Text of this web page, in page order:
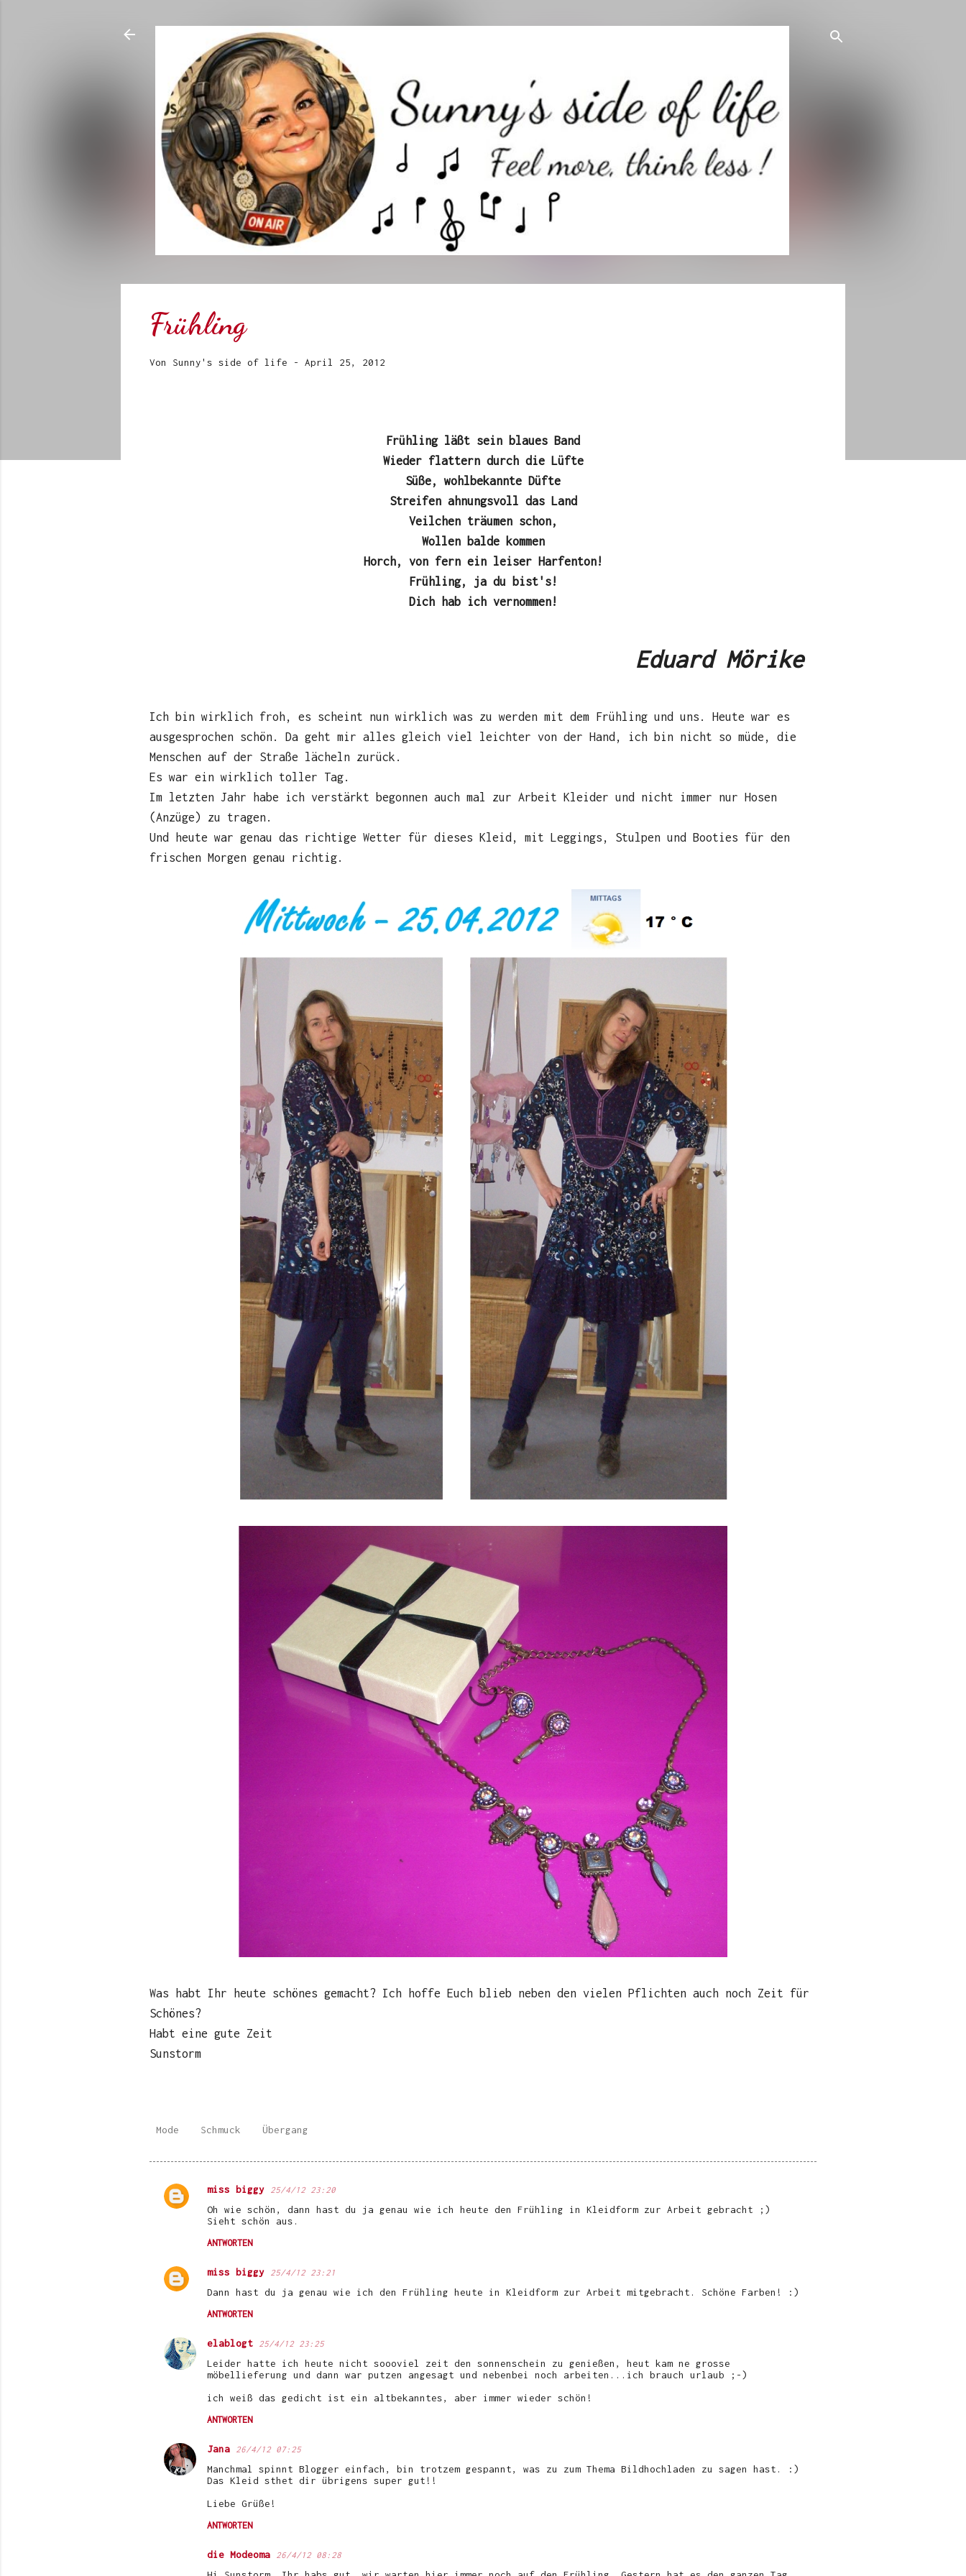
Frühling
Von Sunny's side of life - April 25, 2012
Frühling läßt sein blaues Band
Wieder flattern durch die Lüfte
Süße, wohlbekannte Düfte
Streifen ahnungsvoll das Land
Veilchen träumen schon,
Wollen balde kommen
Horch, von fern ein leiser Harfenton!
Frühling, ja du bist's!
Dich hab ich vernommen!
Eduard Mörike
Ich bin wirklich froh, es scheint nun wirklich was zu werden mit dem Frühling und uns. Heute war es
ausgesprochen schön. Da geht mir alles gleich viel leichter von der Hand, ich bin nicht so müde, die
Menschen auf der Straße lächeln zurück.
Es war ein wirklich toller Tag.
Im letzten Jahr habe ich verstärkt begonnen auch mal zur Arbeit Kleider und nicht immer nur Hosen
(Anzüge) zu tragen.
Und heute war genau das richtige Wetter für dieses Kleid, mit Leggings, Stulpen und Booties für den
frischen Morgen genau richtig.
Was habt Ihr heute schönes gemacht? Ich hoffe Euch blieb neben den vielen Pflichten auch noch Zeit für
Schönes?
Habt eine gute Zeit
Sunstorm
Mode Schmuck Übergang
K
e
r
miss biggy 25/4/12 23:20
Oh wie schön, dann hast du ja genau wie ich heute den Frühling in Kleidform zur Arbeit gebracht ;)
Sieht schön aus.
ANTWORTEN
miss biggy 25/4/12 23:21
Dann hast du ja genau wie ich den Frühling heute in Kleidform zur Arbeit mitgebracht. Schöne Farben! :)
ANTWORTEN
elablogt 25/4/12 23:25
Leider hatte ich heute nicht soooviel zeit den sonnenschein zu genießen, heut kam ne grosse
möbellieferung und dann war putzen angesagt und nebenbei noch arbeiten...ich brauch urlaub ;-)
ich weiß das gedicht ist ein altbekanntes, aber immer wieder schön!
ANTWORTEN
Jana 26/4/12 07:25
Manchmal spinnt Blogger einfach, bin trotzem gespannt, was zu zum Thema Bildhochladen zu sagen hast. :)
Das Kleid sthet dir übrigens super gut!!
Liebe Grüße!
ANTWORTEN
die Modeoma 26/4/12 08:28